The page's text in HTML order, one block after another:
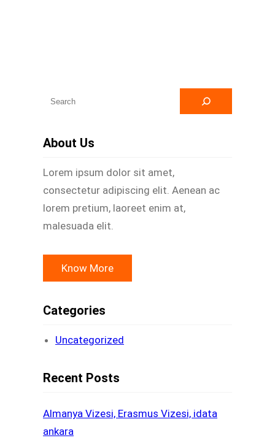
About Us
Lorem ipsum dolor sit amet,
consectetur adipiscing elit. Aenean ac
lorem pretium, laoreet enim at,
malesuada elit.
Know More
Categories
Uncategorized
Recent Posts
Almanya Vizesi, Erasmus Vizesi, idata
ankara